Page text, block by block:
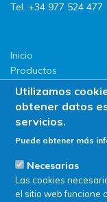
Tel. +34 977 524 477
Inicio
Productos
LLG
Promociones
ServiSAT
Utilizamos
obtener datos
servicios.
Puede obtener más
Necesarias
Las cookies
el sitio web funcione